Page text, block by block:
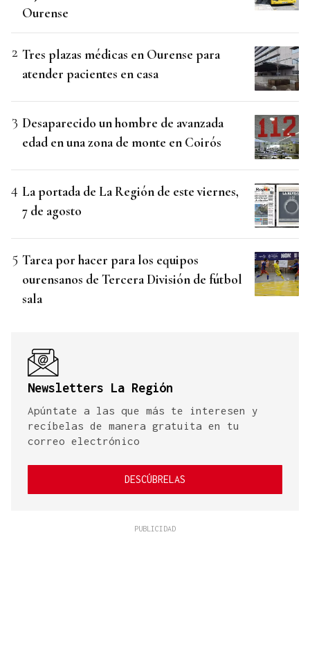
Ourense
Tres plazas médicas en Ourense para
atender pacientes en casa
Desaparecido un hombre de avanzada
edad en una zona de monte en Coirós
La portada de La Región de este viernes,
7 de agosto
Tarea por hacer para los equipos
ourensanos de Tercera División de fútbol
sala
Newsletters La Región
Apúntate a las que más te interesen y
recíbelas de manera gratuita en tu
correo electrónico
DESCÚBRELAS